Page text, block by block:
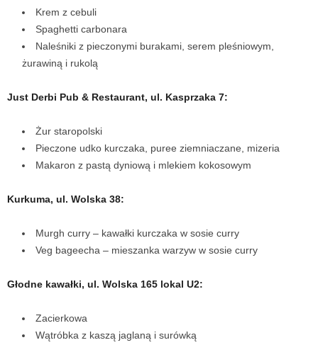
Krem z cebuli
Spaghetti carbonara
Naleśniki z pieczonymi burakami, serem pleśniowym,
żurawiną i rukolą
Just Derbi Pub & Restaurant, ul. Kasprzaka 7:
Żur staropolski
Pieczone udko kurczaka, puree ziemniaczane, mizeria
Makaron z pastą dyniową i mlekiem kokosowym
Kurkuma, ul. Wolska 38:
Murgh curry – kawałki kurczaka w sosie curry
Veg bageecha – mieszanka warzyw w sosie curry
Głodne kawałki, ul. Wolska 165 lokal U2:
Zacierkowa
Wątróbka z kaszą jaglaną i surówką